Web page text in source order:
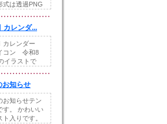
式は透過PNG
カレンダ...
カレンダー
コン 令和8
イラストで
お知らせ
お知らせテン
す。 かわいい
入りです。